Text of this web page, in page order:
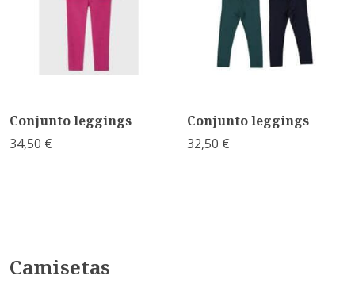
Conjunto leggings
34,50 €
Conjunto leggings
32,50 €
Camisetas